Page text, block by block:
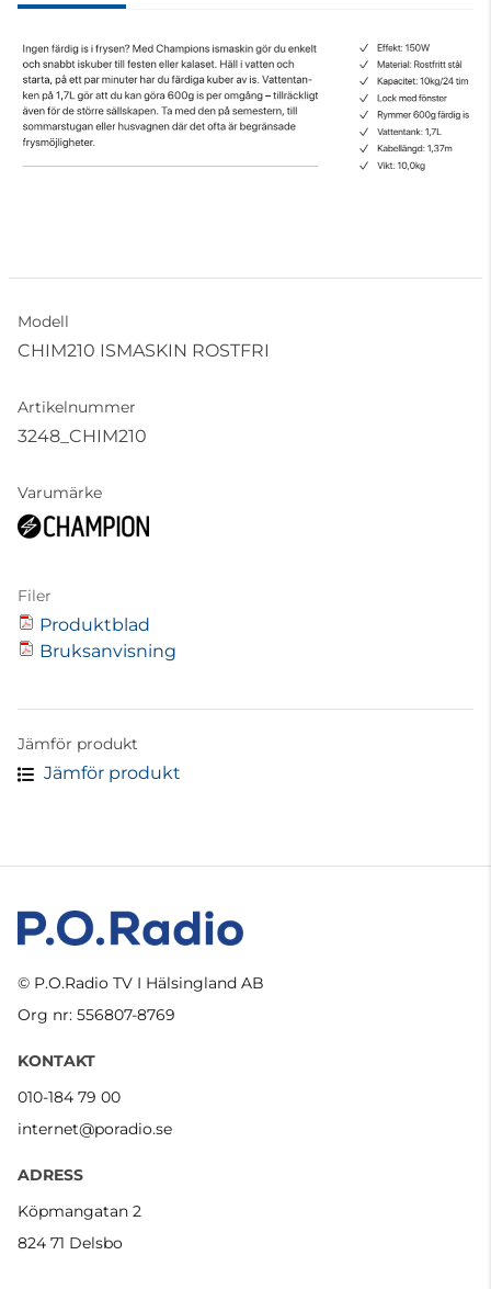
Modell
CHIM210 ISMASKIN ROSTFRI
Artikelnummer
3248_CHIM210
Varumärke
Filer
Produktblad
Bruksanvisning
Jämför produkt
Jämför produkt
© P.O.Radio TV I Hälsingland AB
Org nr: 556807-8769
KONTAKT
010-184 79 00
internet@poradio.se
ADRESS
Köpmangatan 2
824 71 Delsbo